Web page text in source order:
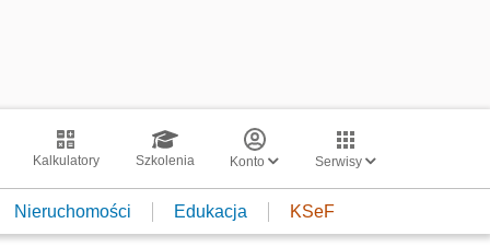
Kalkulatory Szkolenia Konto Serwisy
Nieruchomości Edukacja KSeF